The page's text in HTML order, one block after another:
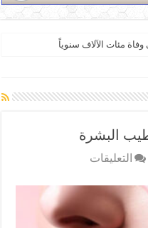
مئات الآلاف سنوياً
البشرة
التعليقات
الزيوت
الطبيعية
لترطيب
البشرة